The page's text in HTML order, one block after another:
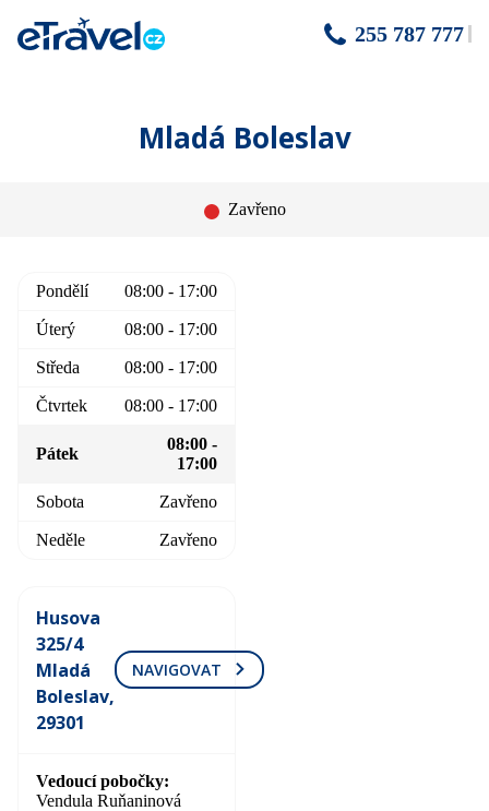
255 787 777
Mladá Boleslav
Zavřeno
Pondělí 08:00 - 17:00
Úterý 08:00 - 17:00
Středa 08:00 - 17:00
Čtvrtek 08:00 - 17:00
Pátek
08:00 -
17:00
Sobota Zavřeno
Neděle Zavřeno
Husova
325/4
Mladá
Boleslav,
29301
NAVIGOVAT
Vedoucí pobočky
Vendula Ruňaninová